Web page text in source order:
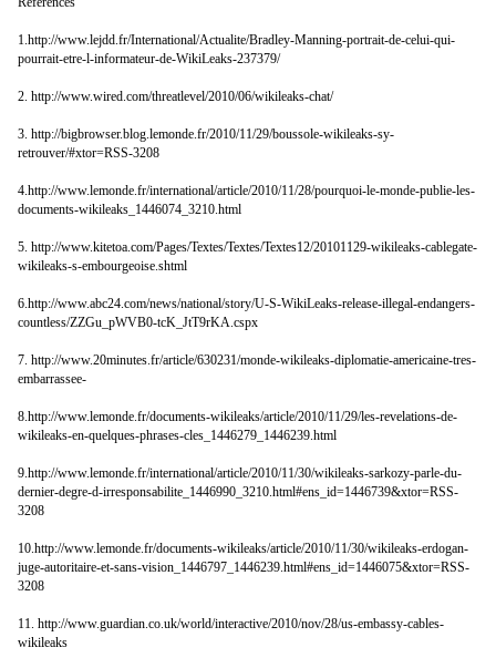
1.http://www.lejdd.fr/International/Actualite/Bradley-Manning-portrait-de-celui-qui-
pourrait-etre-l-informateur-de-WikiLeaks-237379/
2. http://www.wired.com/threatlevel/2010/06/wikileaks-chat/
3. http://bigbrowser.blog.lemonde.fr/2010/11/29/boussole-wikileaks-sy-
retrouver/#xtor=RSS-3208
4.http://www.lemonde.fr/international/article/2010/11/28/pourquoi-le-monde-publie-les-
documents-wikileaks_1446074_3210.html
5. http://www.kitetoa.com/Pages/Textes/Textes/Textes12/20101129-wikileaks-cablegate-
wikileaks-s-embourgeoise.shtml
6.http://www.abc24.com/news/national/story/U-S-WikiLeaks-release-illegal-endangers-
countless/ZZGu_pWVB0-tcK_JtT9rKA.cspx
7. http://www.20minutes.fr/article/630231/monde-wikileaks-diplomatie-americaine-tres-
embarrassee-
8.http://www.lemonde.fr/documents-wikileaks/article/2010/11/29/les-revelations-de-
wikileaks-en-quelques-phrases-cles_1446279_1446239.html
9.http://www.lemonde.fr/international/article/2010/11/30/wikileaks-sarkozy-parle-du-
dernier-degre-d-irresponsabilite_1446990_3210.html#ens_id=1446739&xtor=RSS-
3208
10.http://www.lemonde.fr/documents-wikileaks/article/2010/11/30/wikileaks-erdogan-
juge-autoritaire-et-sans-vision_1446797_1446239.html#ens_id=1446075&xtor=RSS-
3208
11. http://www.guardian.co.uk/world/interactive/2010/nov/28/us-embassy-cables-
wikileaks